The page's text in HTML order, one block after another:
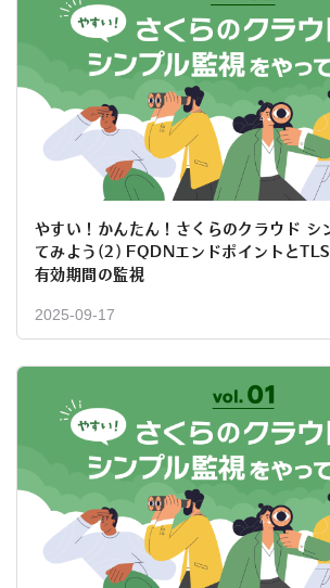
やすい！かんたん！さくらのクラウド シ
てみよう(2) FQDNエンドポイントと
有効期間の監視
2025-09-17